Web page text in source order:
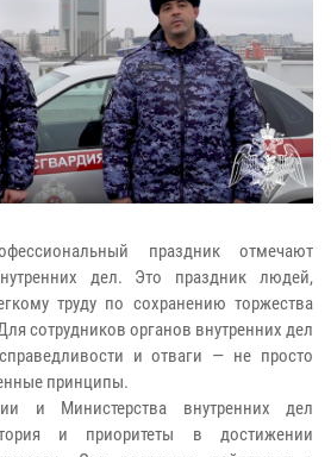
праздник отмечают
дел. Это праздник людей,
труду по сохранению торжества
сотрудников органов внутренних дел
и отваги — не просто
принципы.
и Министерства внутренних дел
и приоритеты в достижении